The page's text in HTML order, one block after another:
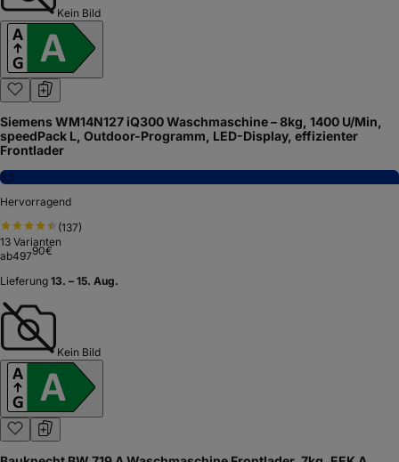
Kein Bild
Siemens WM14N127 iQ300 Waschmaschine – 8kg, 1400 U/Min,
speedPack L, Outdoor-Programm, LED-Display, effizienter
Frontlader
8,5
Hervorragend
(137)
13 Varianten
ab49790€
Lieferung 13. – 15. Aug.
Kein Bild